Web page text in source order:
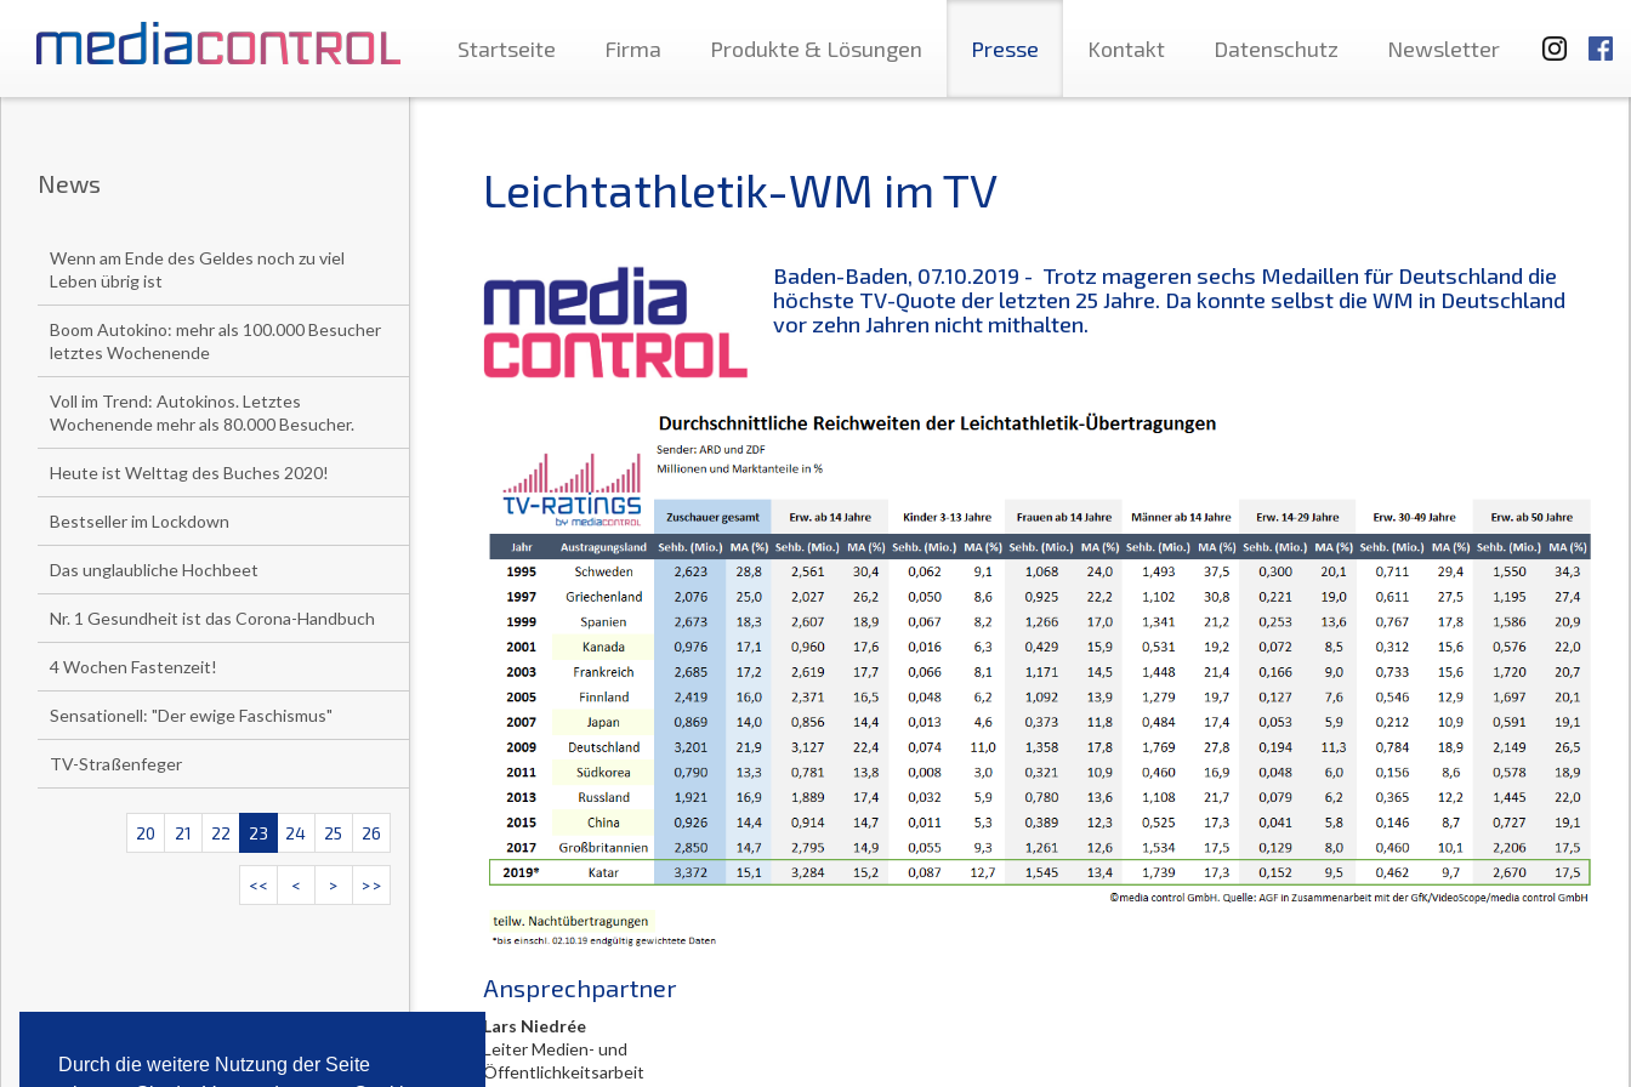
Durch die weitere Nutzung der Seite
Startseite Firma Produkte & Lösungen Presse Kontakt Datenschutz Newsletter
News
Wenn am Ende des Geldes noch zu viel
Leben übrig ist
Boom Autokino: mehr als 100.000 Besucher
letztes Wochenende
Voll im Trend: Autokinos. Letztes
Wochenende mehr als 80.000 Besucher.
Heute ist Welttag des Buches 2020!
Bestseller im Lockdown
Das unglaubliche Hochbeet
Nr. 1 Gesundheit ist das Corona-Handbuch
4 Wochen Fastenzeit!
Sensationell: "Der ewige Faschismus"
TV-Straßenfeger
20 21 22 23 24 25 26
<< < > >>
Leichtathletik-WM im TV
Baden-Baden, 07.10.2019 - Trotz mageren sechs Medaillen für Deutschland die
höchste TV-Quote der letzten 25 Jahre. Da konnte selbst die WM in Deutschland
vor zehn Jahren nicht mithalten.
Ansprechpartner
Lars Niedrée
Leiter Medien- und
Öffentlichkeitsarbeit